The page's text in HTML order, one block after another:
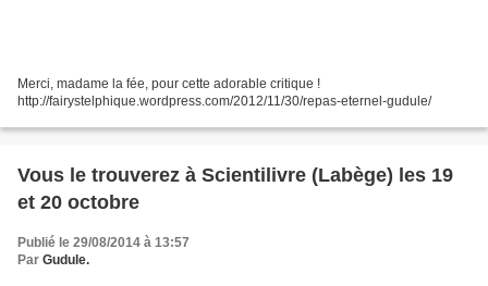
Merci, madame la fée, pour cette adorable critique !
http://fairystelphique.wordpress.com/2012/11/30/repas-eternel-gudule/
Vous le trouverez à Scientilivre (Labège) les 19
et 20 octobre
Publié le 29/08/2014 à 13:57
Par Gudule.